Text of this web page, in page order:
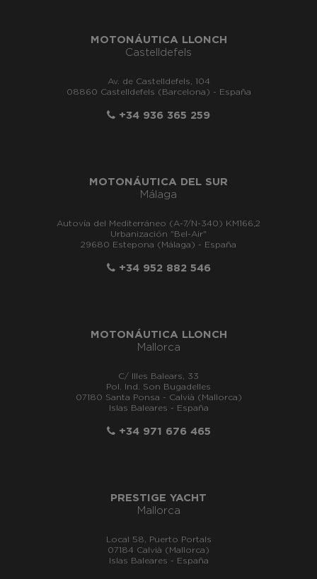
MOTONÁUTICA LLONCH
Castelldefels
Av. de Castelldefels, 104
08860 Castelldefels (Barcelona) - España
+34 936 365 259
MOTONÁUTICA DEL SUR
Málaga
Autovía del Mediterráneo (A-7/N-340) KM166,2
Urbanización "Bel-Air"
29680 Estepona (Málaga) - España
+34 952 882 546
MOTONÁUTICA LLONCH
Mallorca
C/ Illes Balears, 33
Pol. Ind. Son Bugadelles
07180 Santa Ponsa - Calvià (Mallorca)
Islas Baleares - España
+34 971 676 465
PRESTIGE YACHT
Mallorca
Local 58, Puerto Portals
07184 Calvià (Mallorca)
Islas Baleares - España